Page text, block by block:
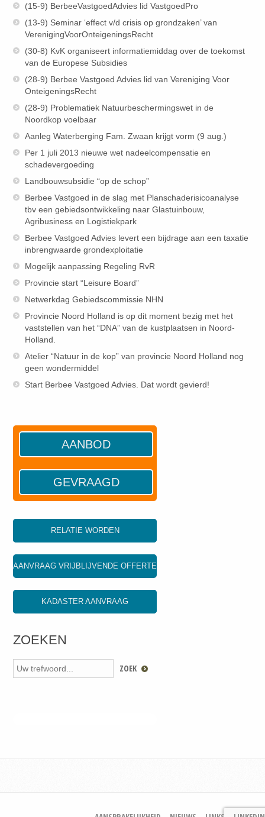
(15-9) BerbeeVastgoedAdvies lid VastgoedPro
(13-9) Seminar ‘effect v/d crisis op grondzaken’ van
VerenigingVoorOnteigeningsRecht
(30-8) KvK organiseert informatiemiddag over de toekomst
van de Europese Subsidies
(28-9) Berbee Vastgoed Advies lid van Vereniging Voor
OnteigeningsRecht
(28-9) Problematiek Natuurbeschermingswet in de
Noordkop voelbaar
Aanleg Waterberging Fam. Zwaan krijgt vorm (9 aug.)
Per 1 juli 2013 nieuwe wet nadeelcompensatie en
schadevergoeding
Landbouwsubsidie “op de schop”
Berbee Vastgoed in de slag met Planschaderisicoanalyse
tbv een gebiedsontwikkeling naar Glastuinbouw,
Agribusiness en Logistiekpark
Berbee Vastgoed Advies levert een bijdrage aan een taxatie
inbrengwaarde grondexploitatie
Mogelijk aanpassing Regeling RvR
Provincie start “Leisure Board”
Netwerkdag Gebiedscommissie NHN
Provincie Noord Holland is op dit moment bezig met het
vaststellen van het “DNA” van de kustplaatsen in Noord-
Holland.
Atelier “Natuur in de kop” van provincie Noord Holland nog
geen wondermiddel
Start Berbee Vastgoed Advies. Dat wordt gevierd!
AANBOD
GEVRAAGD
RELATIE WORDEN
AANVRAAG VRIJBLIJVENDE OFFERTE
KADASTER AANVRAAG
ZOEKEN